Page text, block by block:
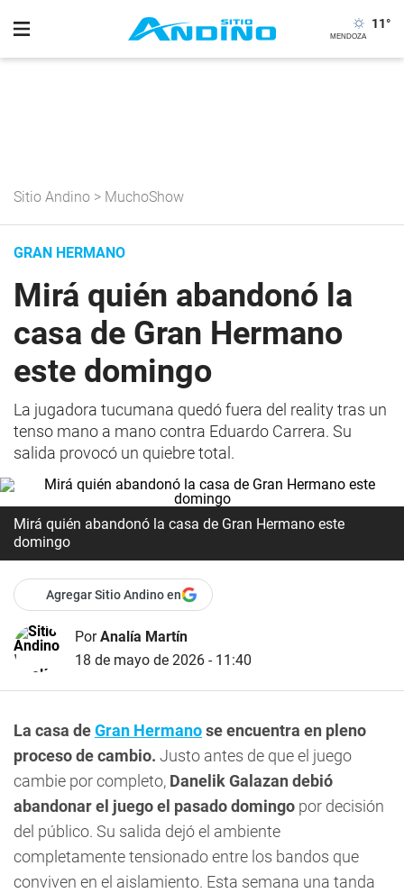
11°
Sitio Andino > MuchoShow
GRAN HERMANO
Mirá quién abandonó la
casa de Gran Hermano
este domingo
La jugadora tucumana quedó fuera del reality tras un
tenso mano a mano contra Eduardo Carrera. Su
salida provocó un quiebre total.
Mirá quién abandonó la casa de Gran Hermano este
domingo
Agregar Sitio Andino en
PorAnalía Martín
18 de mayo de 2026 - 11:40
La casa deGran Hermanose encuentra en pleno
proceso de cambio. Justo antes de que el juego
cambie por completo, Danelik Galazan debió
abandonar el juego el pasado domingo por decisión
del público. Su salida dejó el ambiente
completamente tensionado entre los bandos que
conviven en el aislamiento. Esta semana una tanda